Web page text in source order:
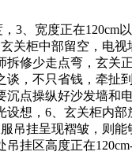
、宽度正在120cm
关柜中部留空，电
修少走点弯，玄关
，不只省钱，牵扯
点操纵好沙发墙和
想，6、玄关柜内
吊挂呈现褶皱，则
挂区高度正在120cm-